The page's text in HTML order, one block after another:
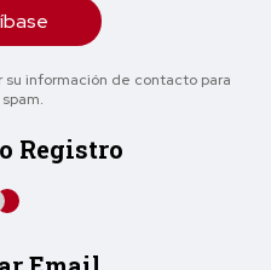
información de contacto para
Registro